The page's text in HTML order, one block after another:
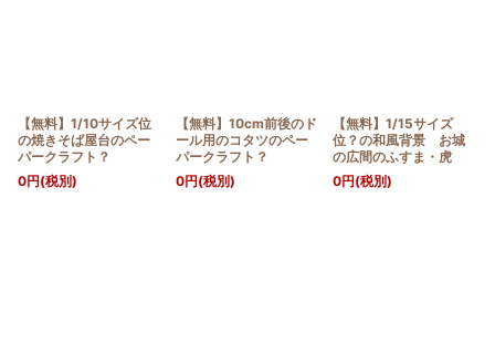
【無料】1/10サイズ位
の焼きそば屋台のペー
パークラフト？
0円(税別)
【無料】10cm前後のド
ール用のコタツのペー
パークラフト？
0円(税別)
【無料】1/15サイズ
位？の和風背景 お城
の広間のふすま・虎
0円(税別)